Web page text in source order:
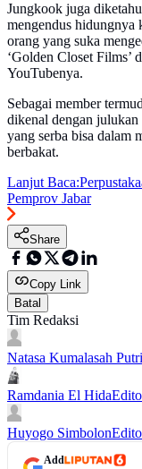
Jungkook juga
mengendus hidungnya
orang yang suka
‘Golden Closet Films’
YouTubenya.
Sebagai member
dikenal dengan
yang serba bisa dalam
berbakat.
Lanjut Baca:
Pemprov Jabar
Share
Copy Link
Batal
Tim Redaksi
Natasa Kumalasah Putri
Ramdania El Hida
Huyogo Simbolon
Add